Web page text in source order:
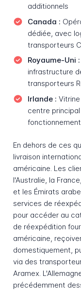
additionnels
Canada :
dédiée, avec
transporteurs
Royaume-Uni :
infrastructure
transporteurs
Irlande :
centre
En dehors de ces
livraison
américaine. Les
l'Australie, la
et les Émirats
services de
pour accéder au
de réexpédition
américaine,
domestiquement,
via des
Aramex.
précédemment